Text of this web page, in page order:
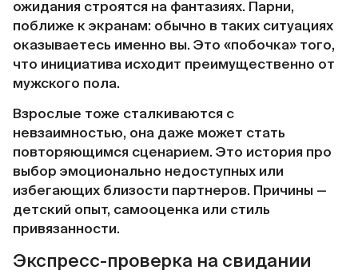
ожидания строятся на фантазиях. Парни,
поближе к экранам: обычно в таких ситуациях
оказываетесь именно вы. Это «побочка» того,
что инициатива исходит преимущественно от
мужского пола.
Взрослые тоже сталкиваются с
невзаимностью, она даже может стать
повторяющимся сценарием. Это история про
выбор эмоционально недоступных или
избегающих близости партнеров. Причины —
детский опыт, самооценка или стиль
привязанности.
Экспресс-проверка на свидании